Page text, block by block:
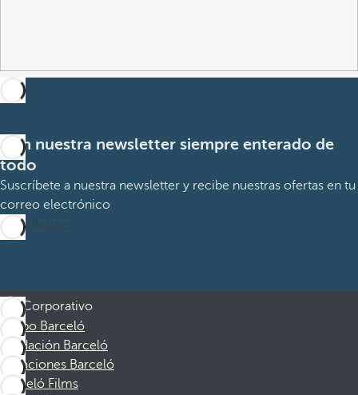
Con nuestra newsletter siempre enterado de
todo
Suscríbete a nuestra newsletter y recibe nuestras ofertas en tu
correo electrónico
Suscribirme
Corporativo
Grupo Barceló
Fundación Barceló
Vacaciones Barceló
Barceló Films